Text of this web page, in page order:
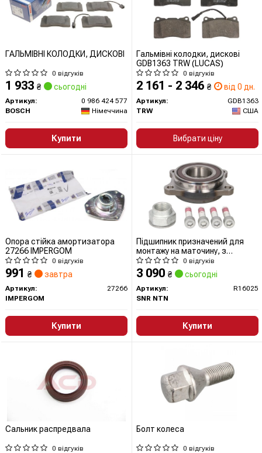
ГАЛЬМІВНІ КОЛОДКИ, ДИСКОВІ
0 відгуків
1 933 ₴ сьогодні
Артикул:
0 986 424 577
BOSCH
Німеччина
Купити
Гальмівні колодки, дискові
GDB1363 TRW (LUCAS)
0 відгуків
2 161 - 2 346 ₴ від 0 дн.
Артикул:
GDB1363
TRW
США
Вибрати ціну
Опора стійка амортизатора
27266 IMPERGOM
0 відгуків
991 ₴ завтра
Артикул:
27266
IMPERGOM
Купити
Підшипник призначений для
монтажу на маточину, з
елементами монтажу
0 відгуків
3 090 ₴ сьогодні
Артикул:
R16025
SNR NTN
Купити
Сальник распредвала
0 відгуків
Болт колеса
0 відгуків